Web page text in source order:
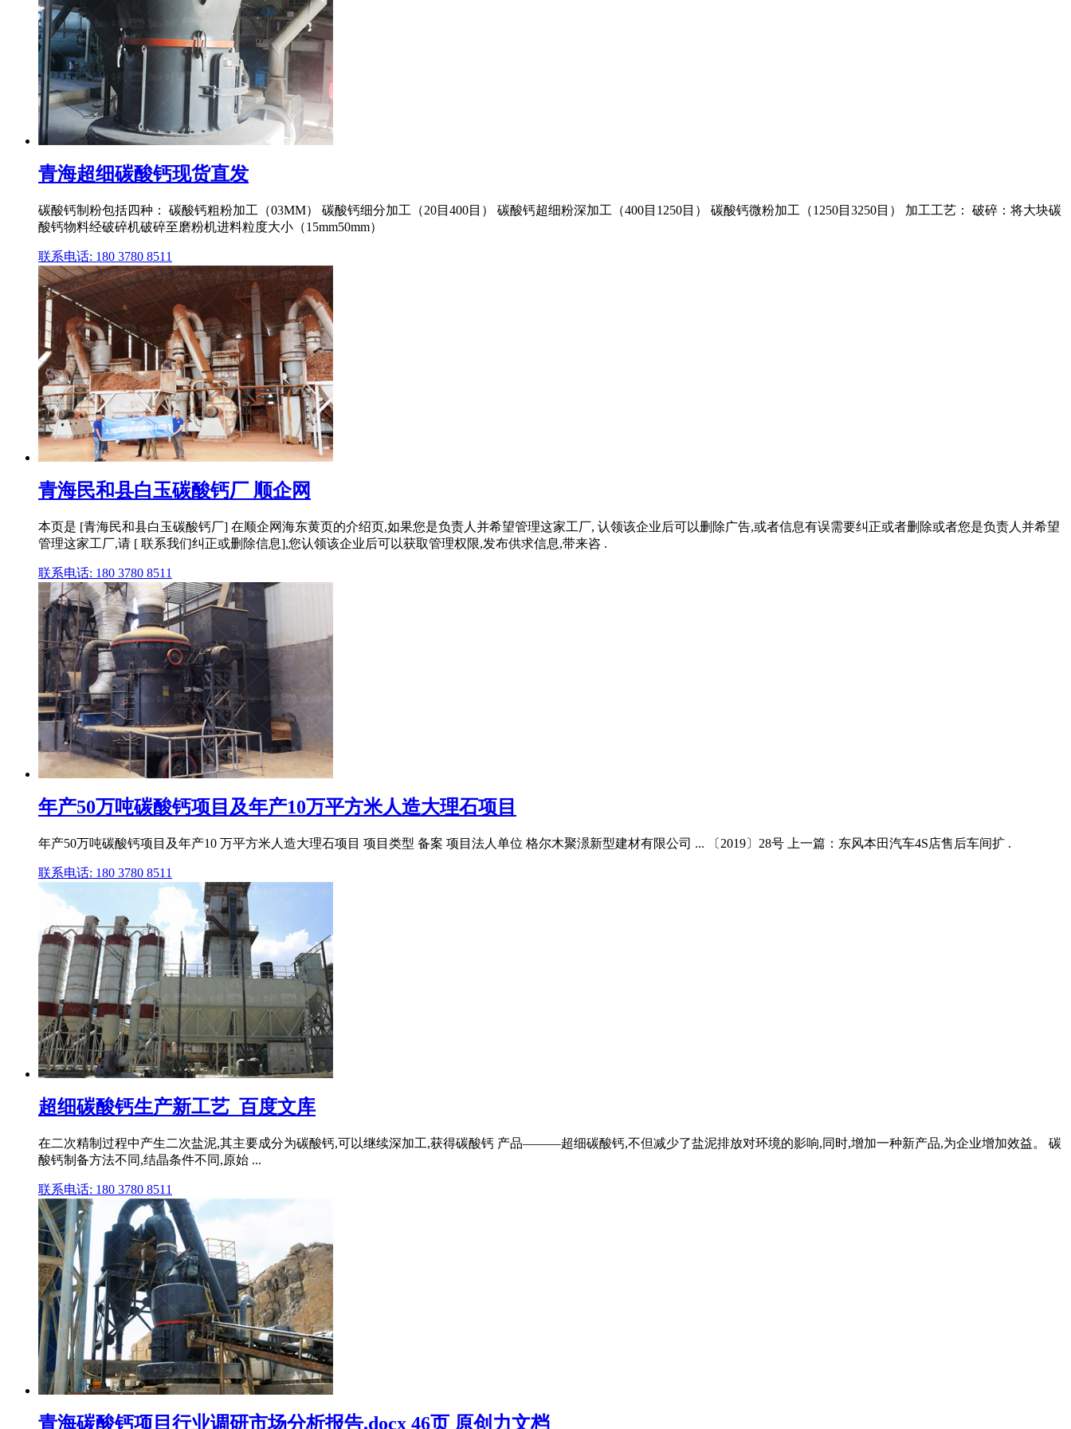
青海超细碳酸钙现货直发
碳酸钙制粉包括四种： 碳酸钙粗粉加工（03MM） 碳酸钙细分加工（20目400目） 碳酸钙超细粉深加工（400目1250目） 碳酸钙微粉加工（1250目3250目） 加工工艺： 破碎：将大块碳
酸钙物料经破碎机破碎至磨粉机进料粒度大小（15mm50mm）
联系电话: 180 3780 8511
青海民和县白玉碳酸钙厂 顺企网
本页是 [青海民和县白玉碳酸钙厂] 在顺企网海东黄页的介绍页,如果您是负责人并希望管理这家工厂, 认领该企业后可以删除广告,或者信息有误需要纠正或者删除或者您是负责人并希望
管理这家工厂,请 [ 联系我们纠正或删除信息],您认领该企业后可以获取管理权限,发布供求信息,带来咨 .
联系电话: 180 3780 8511
年产50万吨碳酸钙项目及年产10万平方米人造大理石项目
年产50万吨碳酸钙项目及年产10 万平方米人造大理石项目 项目类型 备案 项目法人单位 格尔木聚澋新型建材有限公司 ... 〔2019〕28号 上一篇：东风本田汽车4S店售后车间扩 .
联系电话: 180 3780 8511
超细碳酸钙生产新工艺_百度文库
在二次精制过程中产生二次盐泥,其主要成分为碳酸钙,可以继续深加工,获得碳酸钙 产品———超细碳酸钙,不但减少了盐泥排放对环境的影响,同时,增加一种新产品,为企业增加效益。 碳
酸钙制备方法不同,结晶条件不同,原始 ...
联系电话: 180 3780 8511
青海碳酸钙项目行业调研市场分析报告.docx 46页 原创力文档